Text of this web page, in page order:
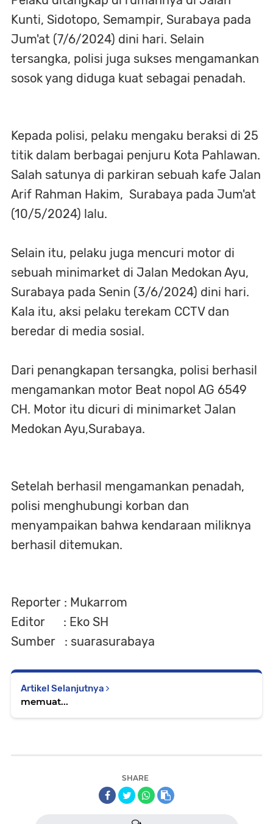
Kunti, Sidotopo, Semampir, Surabaya pada
Jum'at (7/6/2024) dini hari. Selain
tersangka, polisi juga sukses mengamankan
sosok yang diduga kuat sebagai penadah.
Kepada polisi, pelaku mengaku beraksi di 25
titik dalam berbagai penjuru Kota Pahlawan.
Salah satunya di parkiran sebuah kafe Jalan
Arif Rahman Hakim, Surabaya pada Jum'at
(10/5/2024) lalu.
Selain itu, pelaku juga mencuri motor di
sebuah minimarket di Jalan Medokan Ayu,
Surabaya pada Senin (3/6/2024) dini hari.
Kala itu, aksi pelaku terekam CCTV dan
beredar di media sosial.
Dari penangkapan tersangka, polisi berhasil
mengamankan motor Beat nopol AG 6549
CH. Motor itu dicuri di minimarket Jalan
Medokan Ayu,Surabaya.
Setelah berhasil mengamankan penadah,
polisi menghubungi korban dan
menyampaikan bahwa kendaraan miliknya
berhasil ditemukan.
Reporter : Mukarrom
Editor : Eko SH
Sumber : suarasurabaya
Artikel Selanjutnya
memuat...
SHARE